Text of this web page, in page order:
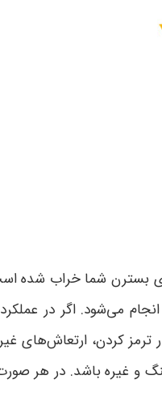
بسترن شما خراب شده
می‌شود. اگر در عملکرد
ترمز کردن،
غیره باشد. در هر